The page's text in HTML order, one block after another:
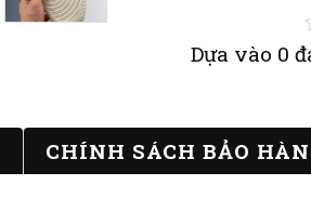
Dựa vào 0
CHÍNH SÁCH BẢO